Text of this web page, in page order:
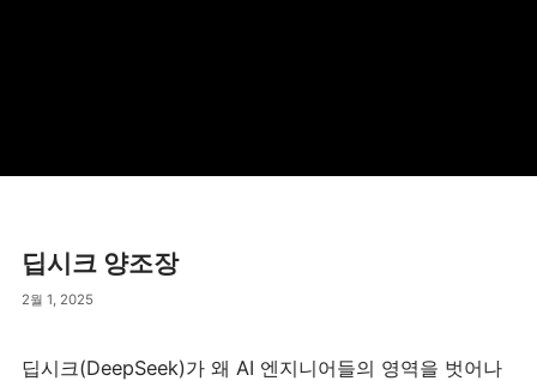
딥시크 양조장
2월 1, 2025
딥시크(DeepSeek)가 왜 AI 엔지니어들의 영역을 벗어나